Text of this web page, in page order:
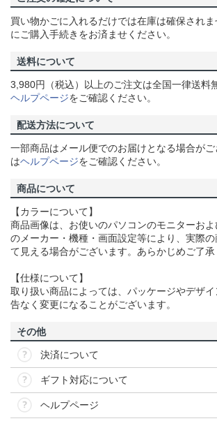
買い物かごに入れるだけでは在庫は確保され
にご購入手続きをお済ませください。
送料について
3,980円（税込）以上のご注文は全国一律送料
ヘルプページをご確認ください。
配送方法について
一部商品はメール便でのお届けとなる場合がご
はヘルプページをご確認ください。
商品について
【カラーについて】
商品画像は、お使いのパソコンのモニターお
のメーカー・機種・画面設定等により、実際
て見える場合がございます。あらかじめご了承
【仕様について】
取り扱い商品によっては、パッケージやデザ
告なく変更になることがございます。
その他
決済について
ギフト対応について
ヘルプページ